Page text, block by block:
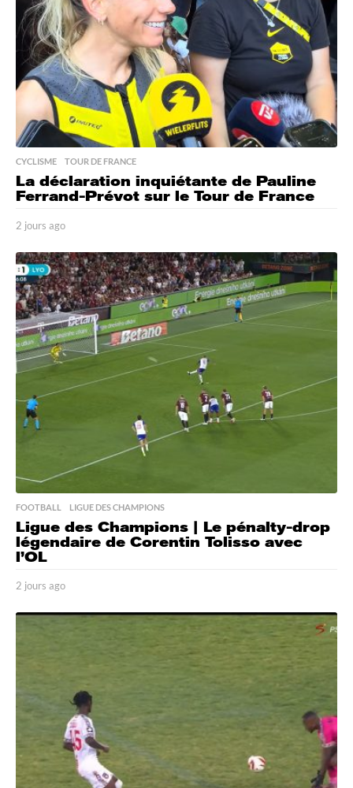
CYCLISME ,TOUR DE FRANCE
La déclaration inquiétante de Pauline
Ferrand-Prévot sur le Tour de France
2 jours ago
o
u
r
s
a
g
o
FOOTBALL ,LIGUE DES CHAMPIONS
Ligue des Champions | Le pénalty-drop
légendaire de Corentin Tolisso avec
l’OL
2 jours ago
o
o